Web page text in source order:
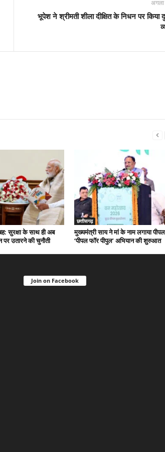
भूपेश ने श्रीमती शीला दीक्षित के निधन पर किया
सुरक्षा के साथ ही अब
उतारने की चुनौती
छत्तीसगढ़
मुख्यमंत्री साय ने मां के नाम लगाया
‘पीपल फॉर पीपुल’ अभियान की शुरुआत
Join on Facebook